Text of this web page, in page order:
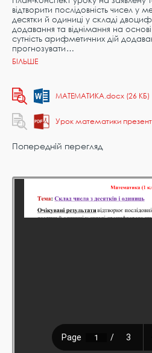
відтворити послідовність чисел у
десятки й одиниці у складі
додавання та віднімання на
сутність арифметичних дій
прогнозувати
МАТЕМАТИКА.docx (26 КБ)
Урок математики
Попередній перегляд